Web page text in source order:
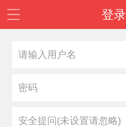
登录
安全提问(未设置请忽略)